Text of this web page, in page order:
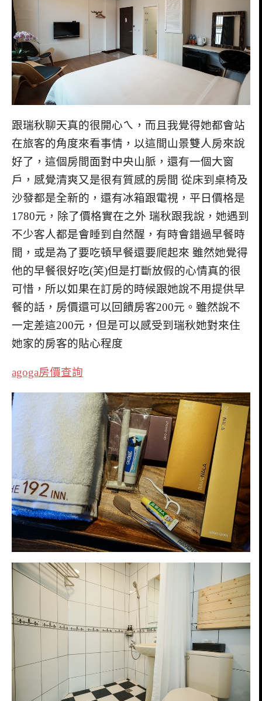
跟瑞秋聊天真的很開心ㄟ，而且我覺得她都會站
在旅客的角度來看事情，以這間山景雙人房來說
好了，這個房間面對中央山脈，還有一個大窗
戶，感覺清爽又是很有質感的房間 從床到桌椅及
沙發都是全新的，還有冰箱跟電視，平日價格是
1780元，除了價格實在之外 瑞秋跟我說，她遇到
不少客人都是會睡到自然醒，有時會錯過早餐時
間，或是為了要吃頓早餐還要爬起來 雖然她覺得
他的早餐很好吃(笑)但是打斷放假的心情真的很
可惜，所以如果在訂房的時候跟她說不用提供早
餐的話，房價還可以回饋房客200元。雖然說不
一定差這200元，但是可以感受到瑞秋她對來住
她家的房客的貼心程度
agoga房價查詢